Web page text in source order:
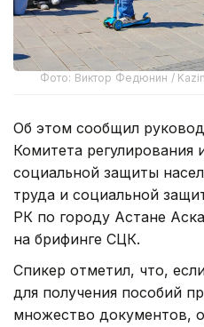
Фото: Виктор Федюнин /
Об этом сообщил
Комитета регулирования
социальной защиты
труда и социальной
РК по городу Астане
на брифинге СЦК.
Спикер отметил, что,
для получения пособий
множество документов,